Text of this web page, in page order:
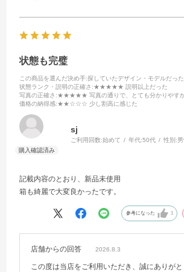
状態も完璧
この商品を選んだ決め手:探していたデザイン・モデルだっ
状態ランク・説明の正確さ :★★★★★ 説明以上だった
写真の正確さ :★★★★★ 写真の通りで、とても分かりやす
価格の納得感:★★☆☆☆ 少し割高に感じた
sj
ご利用回数:始めて 年代:50代 性別:
記載内容のとおり、新品未使用
箱も綺麗で大変良かったです。
参考になった 1
店舗からの回答 2026.8.3
この度は当店をご利用いただき、誠にありが